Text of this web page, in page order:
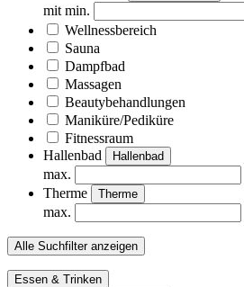
mit min.
Wellnessbereich
Sauna
Dampfbad
Massagen
Beautybehandlungen
Maniküre/Pediküre
Fitnessraum
Hallenbad
Hallenbad
max.
Therme
Therme
max.
Alle Suchfilter anzeigen
Essen & Trinken